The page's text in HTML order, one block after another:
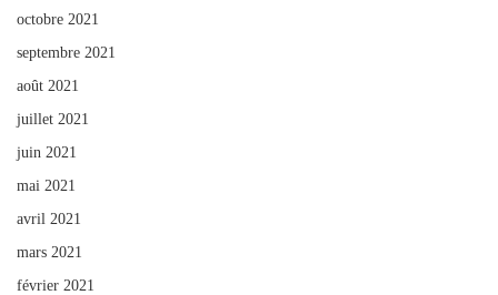
octobre 2021
septembre 2021
août 2021
juillet 2021
juin 2021
mai 2021
avril 2021
mars 2021
février 2021